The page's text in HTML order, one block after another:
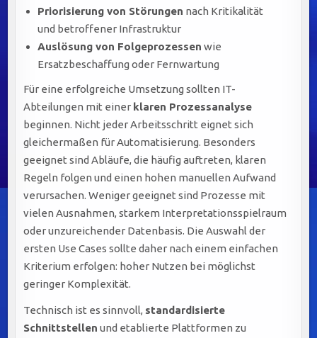
Priorisierung von Störungen nach Kritikalität
und betroffener Infrastruktur
Auslösung von Folgeprozessen wie
Ersatzbeschaffung oder Fernwartung
Für eine erfolgreiche Umsetzung sollten IT-
Abteilungen mit einer klaren Prozessanalyse
beginnen. Nicht jeder Arbeitsschritt eignet sich
gleichermaßen für Automatisierung. Besonders
geeignet sind Abläufe, die häufig auftreten, klaren
Regeln folgen und einen hohen manuellen Aufwand
verursachen. Weniger geeignet sind Prozesse mit
vielen Ausnahmen, starkem Interpretationsspielraum
oder unzureichender Datenbasis. Die Auswahl der
ersten Use Cases sollte daher nach einem einfachen
Kriterium erfolgen: hoher Nutzen bei möglichst
geringer Komplexität.
Technisch ist es sinnvoll, standardisierte
Schnittstellen und etablierte Plattformen zu